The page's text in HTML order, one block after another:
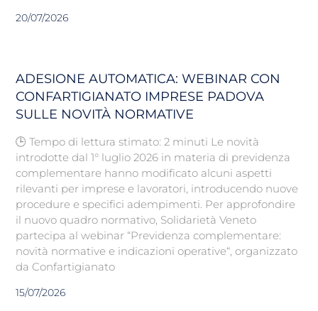
20/07/2026
ADESIONE AUTOMATICA: WEBINAR CON
CONFARTIGIANATO IMPRESE PADOVA
SULLE NOVITÀ NORMATIVE
🕒 Tempo di lettura stimato: 2 minuti Le novità
introdotte dal 1° luglio 2026 in materia di previdenza
complementare hanno modificato alcuni aspetti
rilevanti per imprese e lavoratori, introducendo nuove
procedure e specifici adempimenti. Per approfondire
il nuovo quadro normativo, Solidarietà Veneto
partecipa al webinar “Previdenza complementare:
novità normative e indicazioni operative“, organizzato
da Confartigianato
15/07/2026